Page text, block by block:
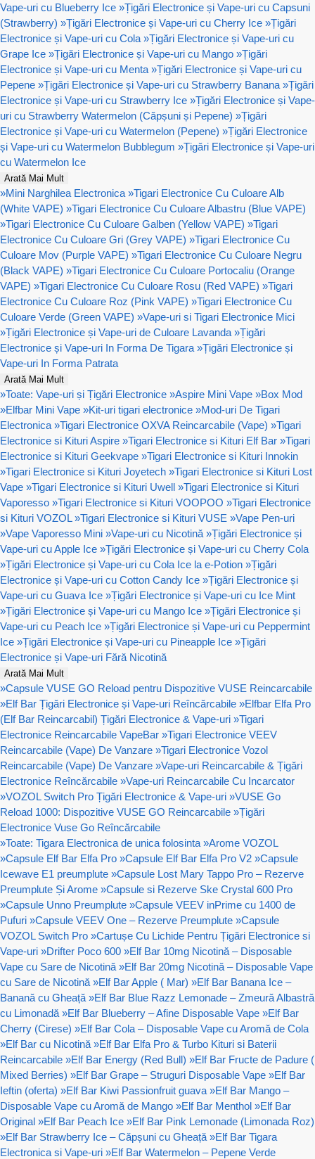
Vape-uri cu Blueberry Ice »Țigări Electronice și Vape-uri cu Capsuni
(Strawberry) »Țigări Electronice și Vape-uri cu Cherry Ice »Țigări
Electronice și Vape-uri cu Cola »Țigări Electronice și Vape-uri cu
Grape Ice »Țigări Electronice și Vape-uri cu Mango »Țigări
Electronice și Vape-uri cu Menta »Țigări Electronice și Vape-uri cu
Pepene »Țigări Electronice și Vape-uri cu Strawberry Banana »Țigări
Electronice și Vape-uri cu Strawberry Ice »Țigări Electronice și Vape-
uri cu Strawberry Watermelon (Căpșuni și Pepene) »Țigări
Electronice și Vape-uri cu Watermelon (Pepene) »Țigări Electronice
și Vape-uri cu Watermelon Bubblegum »Țigări Electronice și Vape-uri
cu Watermelon Ice
Arată Mai Mult
»Mini Narghilea Electronica »Tigari Electronice Cu Culoare Alb
(White VAPE) »Tigari Electronice Cu Culoare Albastru (Blue VAPE)
»Tigari Electronice Cu Culoare Galben (Yellow VAPE) »Tigari
Electronice Cu Culoare Gri (Grey VAPE) »Tigari Electronice Cu
Culoare Mov (Purple VAPE) »Tigari Electronice Cu Culoare Negru
(Black VAPE) »Tigari Electronice Cu Culoare Portocaliu (Orange
VAPE) »Tigari Electronice Cu Culoare Rosu (Red VAPE) »Tigari
Electronice Cu Culoare Roz (Pink VAPE) »Tigari Electronice Cu
Culoare Verde (Green VAPE) »Vape-uri si Tigari Electronice Mici
»Țigări Electronice și Vape-uri de Culoare Lavanda »Țigări
Electronice și Vape-uri In Forma De Tigara »Țigări Electronice și
Vape-uri In Forma Patrata
Arată Mai Mult
»Toate: Vape-uri și Țigări Electronice »Aspire Mini Vape »Box Mod
»Elfbar Mini Vape »Kit-uri tigari electronice »Mod-uri De Tigari
Electronica »Tigari Electronice OXVA Reincarcabile (Vape) »Tigari
Electronice si Kituri Aspire »Tigari Electronice si Kituri Elf Bar »Tigari
Electronice si Kituri Geekvape »Tigari Electronice si Kituri Innokin
»Tigari Electronice si Kituri Joyetech »Tigari Electronice si Kituri Lost
Vape »Tigari Electronice si Kituri Uwell »Tigari Electronice si Kituri
Vaporesso »Tigari Electronice si Kituri VOOPOO »Tigari Electronice
si Kituri VOZOL »Tigari Electronice si Kituri VUSE »Vape Pen-uri
»Vape Vaporesso Mini »Vape-uri cu Nicotină »Țigări Electronice și
Vape-uri cu Apple Ice »Țigări Electronice și Vape-uri cu Cherry Cola
»Țigări Electronice și Vape-uri cu Cola Ice la e-Potion »Țigări
Electronice și Vape-uri cu Cotton Candy Ice »Țigări Electronice și
Vape-uri cu Guava Ice »Țigări Electronice și Vape-uri cu Ice Mint
»Țigări Electronice și Vape-uri cu Mango Ice »Țigări Electronice și
Vape-uri cu Peach Ice »Țigări Electronice și Vape-uri cu Peppermint
Ice »Țigări Electronice și Vape-uri cu Pineapple Ice »Țigări
Electronice și Vape-uri Fără Nicotină
Arată Mai Mult
»Capsule VUSE GO Reload pentru Dispozitive VUSE Reincarcabile
»Elf Bar Țigări Electronice și Vape-uri Reîncărcabile »Elfbar Elfa Pro
(Elf Bar Reincarcabil) Țigări Electronice & Vape-uri »Tigari
Electronice Reincarcabile VapeBar »Tigari Electronice VEEV
Reincarcabile (Vape) De Vanzare »Tigari Electronice Vozol
Reincarcabile (Vape) De Vanzare »Vape-uri Reincarcabile & Țigări
Electronice Reîncărcabile »Vape-uri Reincarcabile Cu Incarcator
»VOZOL Switch Pro Țigări Electronice & Vape-uri »VUSE Go
Reload 1000: Dispozitive VUSE GO Reincarcabile »Țigări
Electronice Vuse Go Reîncărcabile
»Toate: Tigara Electronica de unica folosinta »Arome VOZOL
»Capsule Elf Bar Elfa Pro »Capsule Elf Bar Elfa Pro V2 »Capsule
Icewave E1 preumplute »Capsule Lost Mary Tappo Pro – Rezerve
Preumplute Și Arome »Capsule si Rezerve Ske Crystal 600 Pro
»Capsule Unno Preumplute »Capsule VEEV inPrime cu 1400 de
Pufuri »Capsule VEEV One – Rezerve Preumplute »Capsule
VOZOL Switch Pro »Cartușe Cu Lichide Pentru Țigări Electronice si
Vape-uri »Drifter Poco 600 »Elf Bar 10mg Nicotină – Disposable
Vape cu Sare de Nicotină »Elf Bar 20mg Nicotină – Disposable Vape
cu Sare de Nicotină »Elf Bar Apple ( Mar) »Elf Bar Banana Ice –
Banană cu Gheață »Elf Bar Blue Razz Lemonade – Zmeură Albastră
cu Limonadă »Elf Bar Blueberry – Afine Disposable Vape »Elf Bar
Cherry (Cirese) »Elf Bar Cola – Disposable Vape cu Aromă de Cola
»Elf Bar cu Nicotină »Elf Bar Elfa Pro & Turbo Kituri si Baterii
Reincarcabile »Elf Bar Energy (Red Bull) »Elf Bar Fructe de Padure (
Mixed Berries) »Elf Bar Grape – Struguri Disposable Vape »Elf Bar
Ieftin (oferta) »Elf Bar Kiwi Passionfruit guava »Elf Bar Mango –
Disposable Vape cu Aromă de Mango »Elf Bar Menthol »Elf Bar
Original »Elf Bar Peach Ice »Elf Bar Pink Lemonade (Limonada Roz)
»Elf Bar Strawberry Ice – Căpșuni cu Gheață »Elf Bar Tigara
Electronica si Vape-uri »Elf Bar Watermelon – Pepene Verde